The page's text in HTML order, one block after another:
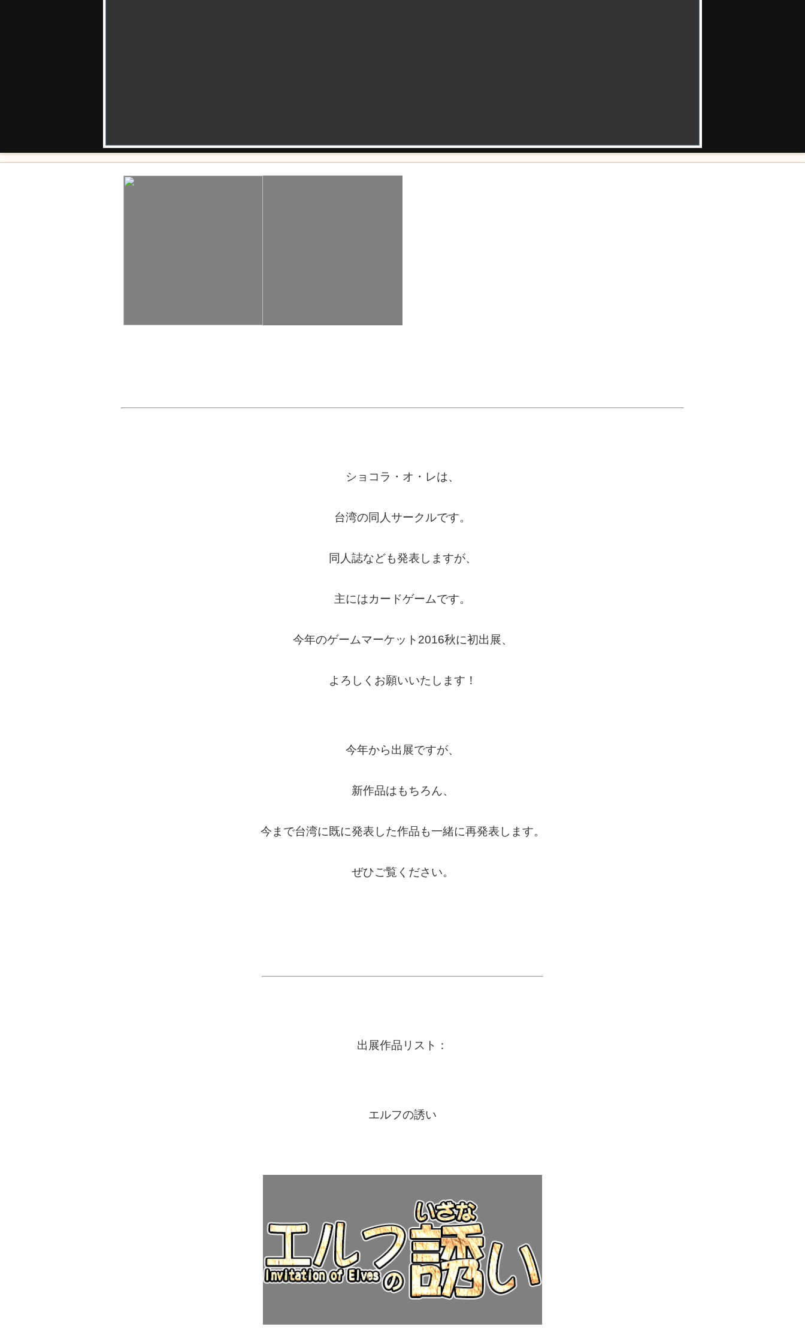
ショコラ・オ・レは、
台湾の同人サークルです。
同人誌なども発表しますが、
主にはカードゲームです。
今年のゲームマーケット2016秋に初出展、
よろしくお願いいたします！
今年から出展ですが、
新作品はもちろん、
今まで台湾に既に発表した作品も一緒に再発表します。
ぜひご覧ください。
出展作品リスト：
エルフの誘い